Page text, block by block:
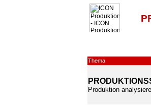
Thema
Produktion